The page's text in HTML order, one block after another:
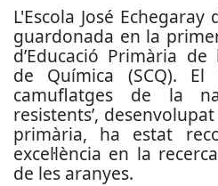
L'Escola José
guardonada en la
d’Educació Primària
de Química (SCQ). El
camuflatges de la
resistents’,
primària, ha estat
excel·lència en la
de les aranyes.